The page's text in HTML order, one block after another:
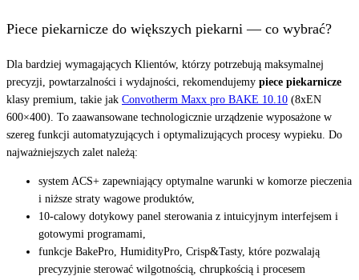
Piece piekarnicze do większych piekarni — co wybrać?
Dla bardziej wymagających Klientów, którzy potrzebują maksymalnej
precyzji, powtarzalności i wydajności, rekomendujemy piece piekarnicze
klasy premium, takie jak Convotherm Maxx pro BAKE 10.10 (8xEN
600×400). To zaawansowane technologicznie urządzenie wyposażone w
szereg funkcji automatyzujących i optymalizujących procesy wypieku. Do
najważniejszych zalet należą:
system ACS+ zapewniający optymalne warunki w komorze pieczenia
i niższe straty wagowe produktów,
10-calowy dotykowy panel sterowania z intuicyjnym interfejsem i
gotowymi programami,
funkcje BakePro, HumidityPro, Crisp&Tasty, które pozwalają
precyzyjnie sterować wilgotnością, chrupkością i procesem